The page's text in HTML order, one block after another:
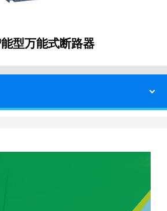
型万能式断路器